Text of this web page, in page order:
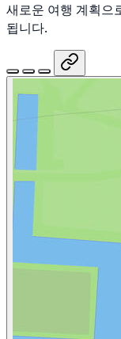
새로운 여행 계획으
됩니다.